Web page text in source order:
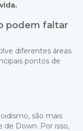
podem faltar
diferentes áreas
pontos de
são mais
Down. Por isso,